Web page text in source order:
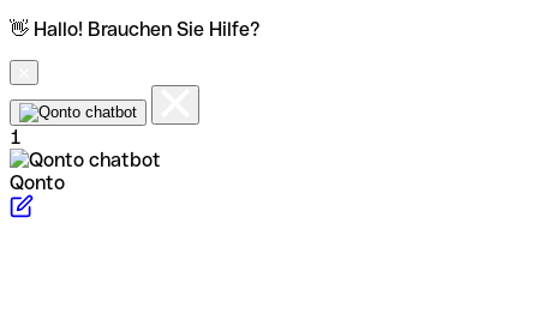
👋 Hallo! Brauchen Sie Hilfe?
1
Qonto